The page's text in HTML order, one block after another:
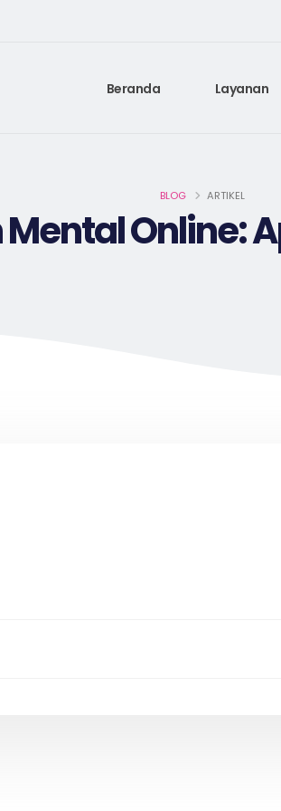
Beranda Layanan
BLOG ARTIKEL
Online: